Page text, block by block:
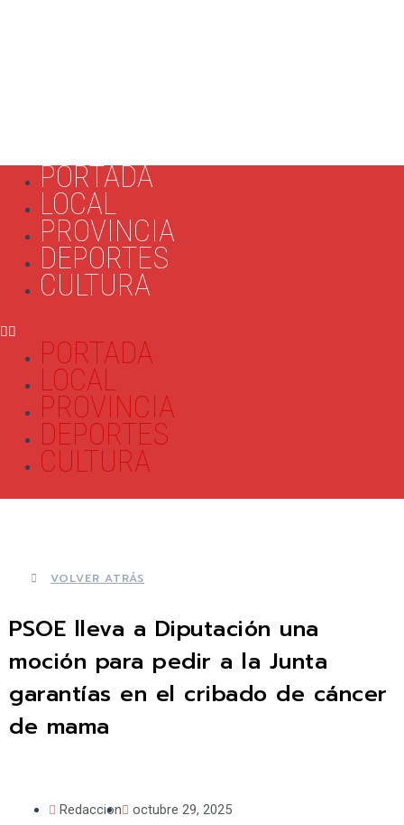
PORTADA
LOCAL
PROVINCIA
DEPORTES
CULTURA
PORTADA
LOCAL
PROVINCIA
DEPORTES
CULTURA
VOLVER ATRÁS
PSOE lleva a Diputación una
moción para pedir a la Junta
garantías en el cribado de cáncer
de mama
Redaccion octubre 29, 2025